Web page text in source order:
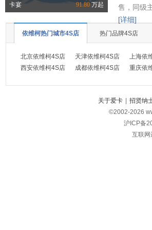
卡宴 91.80万起
售，同级
[详细]
依维柯热门城市4S店 热门品牌4S店
北京依维柯4S店 天津依维柯4S店 上海依
西安依维柯4S店
成都依维柯4S店 重庆依
关于爱卡 | 招贤纳
©2002-2026
沪ICP备
互联